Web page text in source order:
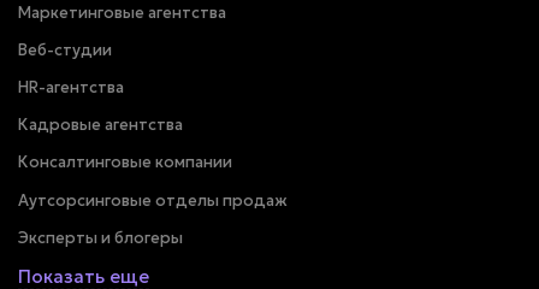
Маркетинговые агентства
Веб-студии
HR-агентства
Кадровые агентства
Консалтинговые компании
Аутсорсинговые отделы продаж
Эксперты и блогеры
Показать еще